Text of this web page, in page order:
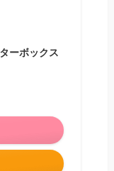
ーボックス